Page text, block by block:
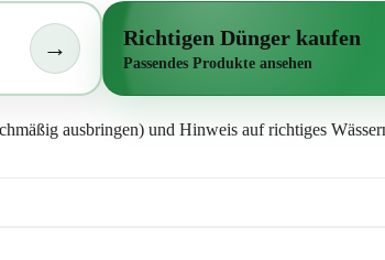
→ Richtigen Dünger kaufen
Passendes Produkte ansehen